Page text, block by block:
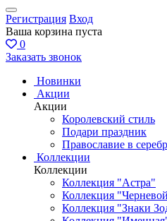
Регистрация Вход
Ваша корзина пуста
0
Заказать звонок
Новинки
Акции
Акции
Королевский стиль
Подари праздник
Православие в
Коллекции
Коллекции
Коллекция "Астра"
Коллекция
Коллекция "Знаки